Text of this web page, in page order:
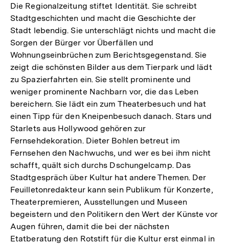
Die Regionalzeitung stiftet Identität. Sie schreibt
Stadtgeschichten und macht die Geschichte der
Stadt lebendig. Sie unterschlägt nichts und macht die
Sorgen der Bürger vor Überfällen und
Wohnungseinbrüchen zum Berichtsgegenstand. Sie
zeigt die schönsten Bilder aus dem Tierpark und lädt
zu Spazierfahrten ein. Sie stellt prominente und
weniger prominente Nachbarn vor, die das Leben
bereichern. Sie lädt ein zum Theaterbesuch und hat
einen Tipp für den Kneipenbesuch danach. Stars und
Starlets aus Hollywood gehören zur
Fernsehdekoration. Dieter Bohlen betreut im
Fernsehen den Nachwuchs, und wer es bei ihm nicht
schafft, quält sich durchs Dschungelcamp. Das
Stadtgespräch über Kultur hat andere Themen. Der
Feuilletonredakteur kann sein Publikum für Konzerte,
Theaterpremieren, Ausstellungen und Museen
begeistern und den Politikern den Wert der Künste vor
Augen führen, damit die bei der nächsten
Etatberatung den Rotstift für die Kultur erst einmal in